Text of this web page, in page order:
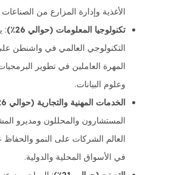
الأغذية وإدارة المزارع من الصناعات
تكنولوجيا المعلومات (حوالي 26٪)
:
التكنولوجي العالمي في واشنطن على
المهرة العاملين في تطوير
وعلوم البيانات.
الخدمات المهنية والتجارية (حوالي 26٪)
المستشارون والمحللون ومديرو
العالم الشركات على النمو والحفاظ
في الأسواق المحلية والدولية.